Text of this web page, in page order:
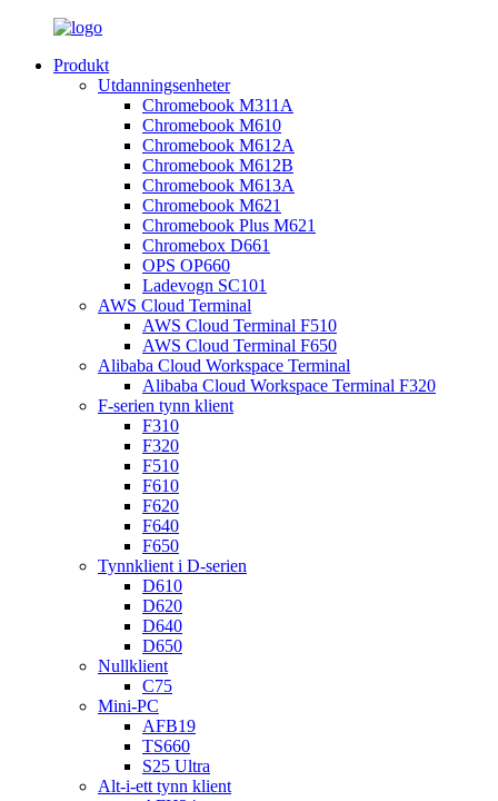
Produkt
Utdanningsenheter
Chromebook M311A
Chromebook M610
Chromebook M612A
Chromebook M612B
Chromebook M613A
Chromebook M621
Chromebook Plus M621
Chromebox D661
OPS OP660
Ladevogn SC101
AWS Cloud Terminal
AWS Cloud Terminal F510
AWS Cloud Terminal F650
Alibaba Cloud Workspace Terminal
Alibaba Cloud Workspace Terminal F320
F-serien tynn klient
F310
F320
F510
F610
F620
F640
F650
Tynnklient i D-serien
D610
D620
D640
D650
Nullklient
C75
Mini-PC
AFB19
TS660
S25 Ultra
Alt-i-ett tynn klient